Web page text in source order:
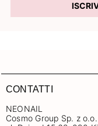
CONTATTI
NEONAIL
Cosmo Group Sp. z o.o.